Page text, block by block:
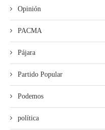
Opinión
PACMA
Pájara
Partido Popular
Podemos
política